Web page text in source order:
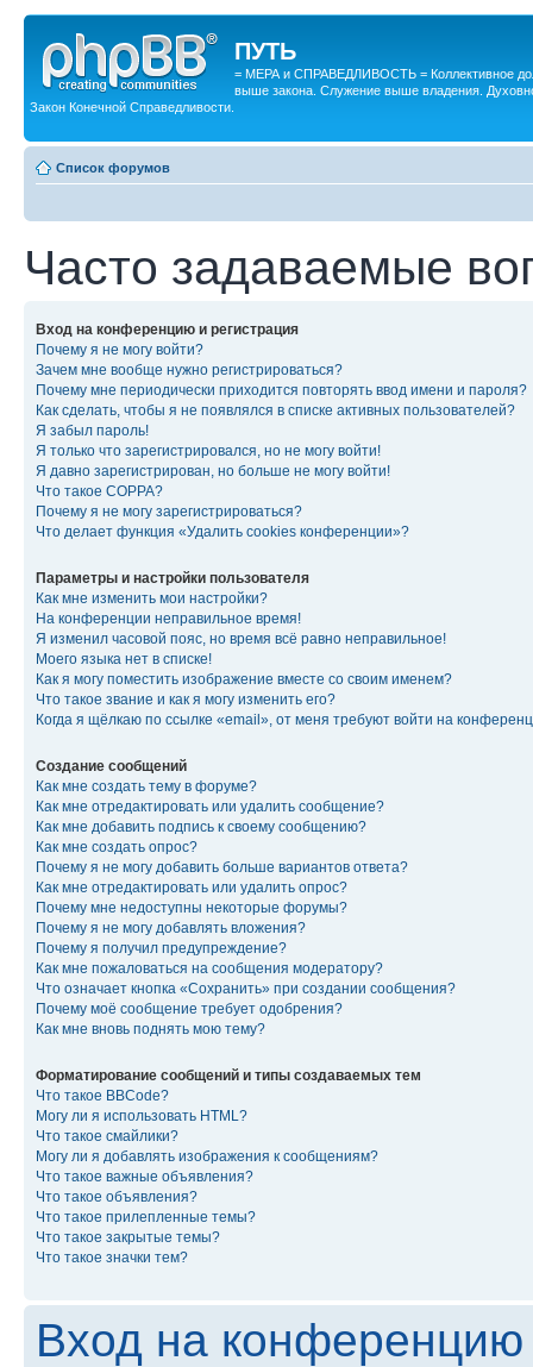
ПУТЬ
= МЕРА и СПРАВЕДЛИВОСТЬ = Коллективное
выше закона. Служение выше владения.
Закон Конечной Справедливости.
Список форумов
Часто задаваемые
Вход на конференцию и регистрация
Почему я не могу войти?
Зачем мне вообще нужно регистрироваться?
Почему мне периодически приходится повторять ввод имени и пароля?
Как сделать, чтобы я не появлялся в списке активных пользователей?
Я забыл пароль!
Я только что зарегистрировался, но не могу войти!
Я давно зарегистрирован, но больше не могу войти!
Что такое COPPA?
Почему я не могу зарегистрироваться?
Что делает функция «Удалить cookies конференции»?
Параметры и настройки пользователя
Как мне изменить мои настройки?
На конференции неправильное время!
Я изменил часовой пояс, но время всё равно неправильное!
Моего языка нет в списке!
Как я могу поместить изображение вместе со своим именем?
Что такое звание и как я могу изменить его?
Когда я щёлкаю по ссылке «email», от меня требуют войти на
Создание сообщений
Как мне создать тему в форуме?
Как мне отредактировать или удалить сообщение?
Как мне добавить подпись к своему сообщению?
Как мне создать опрос?
Почему я не могу добавить больше вариантов ответа?
Как мне отредактировать или удалить опрос?
Почему мне недоступны некоторые форумы?
Почему я не могу добавлять вложения?
Почему я получил предупреждение?
Как мне пожаловаться на сообщения модератору?
Что означает кнопка «Сохранить» при создании сообщения?
Почему моё сообщение требует одобрения?
Как мне вновь поднять мою тему?
Форматирование сообщений и типы создаваемых тем
Что такое BBCode?
Могу ли я использовать HTML?
Что такое смайлики?
Могу ли я добавлять изображения к сообщениям?
Что такое важные объявления?
Что такое объявления?
Что такое прилепленные темы?
Что такое закрытые темы?
Что такое значки тем?
Вход на конференцию